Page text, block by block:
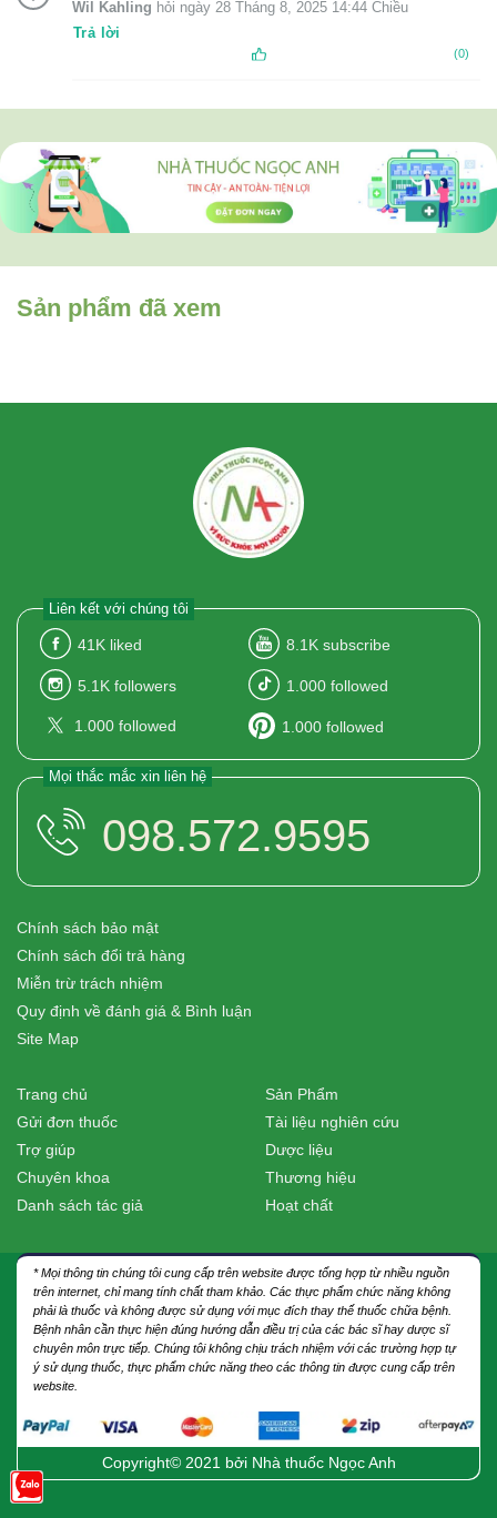
Wil Kahling hỏi ngày 28 Tháng 8, 2025 14:44 Chiều
Trả lời
(0)
Sản phẩm đã xem
Liên kết với chúng tôi
41K liked 8.1K subscribe
5.1K followers 1.000 followed
1.000 followed 1.000 followed
Mọi thắc mắc xin liên hệ
098.572.9595
Chính sách bảo mật
Chính sách đổi trả hàng
Miễn trừ trách nhiệm
Quy định về đánh giá & Bình luận
Site Map
Trang chủ
Gửi đơn thuốc
Trợ giúp
Chuyên khoa
Danh sách tác giả
Sản Phẩm
Tài liệu nghiên cứu
Dược liệu
Thương hiệu
Hoạt chất
* Mọi thông tin chúng tôi cung cấp trên website được tổng hợp từ nhiều nguồn
trên internet, chỉ mang tính chất tham khảo. Các thực phẩm chức năng không
phải là thuốc và không được sử dụng với mục đích thay thế thuốc chữa bệnh.
Bệnh nhân cần thực hiện đúng hướng dẫn điều trị của các bác sĩ hay dược sĩ
chuyên môn trực tiếp. Chúng tôi không chịu trách nhiệm với các trường hợp tự
ý sử dụng thuốc, thực phẩm chức năng theo các thông tin được cung cấp trên
website.
Copyright© 2021 bởi Nhà thuốc Ngọc Anh